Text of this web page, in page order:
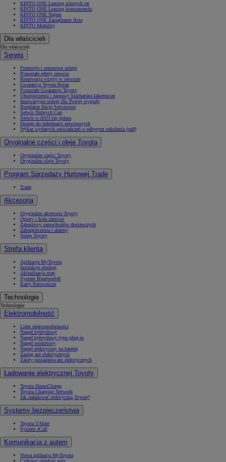
KINTO ONE Leasing niższych rat
KINTO ONE Leasing konsumencki
KINTO ONE Najem
KINTO ONE Zarządzanie flotą
KINTO Mobility
Dla właścicieli
Dla właścicieli
Serwis
Promocje i sezonowe usługi
Pozostałe oferty serwisu
Rezerwacja wizyty w serwisie
Gwarancja Toyota Relax
Pozostałe Gwarancje Toyoty
Ubezpieczenia i naprawy blacharsko-lakiernicze
Innowacyjne usługi dla Twojej wygody
Bezpłatne Akcje Serwisowe
Serwis Dobrych Cen
Serwis w ASO się opłaca
Dostęp do informacji serwisowych
Wykaz wydanych zaświadczeń o odbytym szkoleniu (pdf)
Oryginalne części i oleje Toyota
Oryginalne części Toyoty
Oryginalne oleje Toyoty
Program Sprzedaży Hurtowej Trade
Trade
Akcesoria
Oryginalne akcesoria Toyoty
Opony i koła zimowe
Zabudowy samochodów dostawczych
Zabezpieczenia i alarmy
Sklep Toyoty
Strefa klienta
Aplikacja MyToyota
Instrukcje obsługi
Aktualizacja map
System Bluetooth®
Karty Ratownicze
Technologie
Technologie
Elektromobilność
Lider elektromobilności
Napęd hybrydowy
Napęd hybrydowy typu plug-in
Napęd wodorowy
Napęd elektryczny na baterię
Zasięg aut elektrycznych
Zalety posiadania aut elektrycznych
Ładowanie elektrycznej Toyoty
Toyota HomeCharge
Toyota Charging Network
Jak naładować elektryczną Toyotę?
Systemy bezpieczeństwa
Toyota T-Mate
System eCall
Komunikacja z autem
Nowa aplikacja MyToyota
Cyfrowy opiekun auta